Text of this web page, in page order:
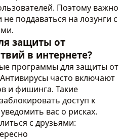
Поэтому важно
поддаваться на лозунги с
защиты от
в интернете?
программы для защиты от
часто включают
и фишинга. Такие
доступ к
вас о рисках.
с друзьями: